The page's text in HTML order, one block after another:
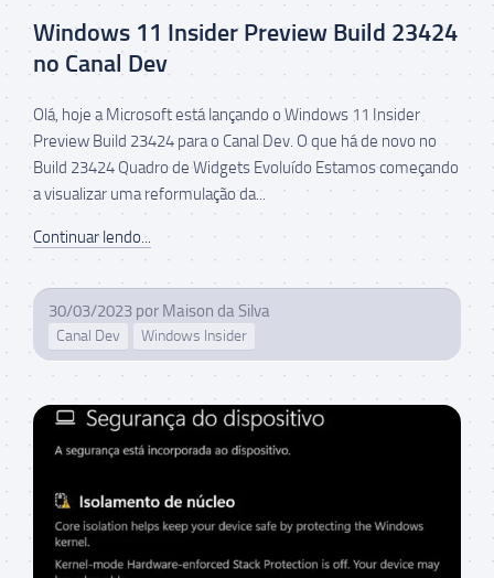
Windows 11 Insider Preview Build 23424
no Canal Dev
Olá, hoje a Microsoft está lançando o Windows 11 Insider
Preview Build 23424 para o Canal Dev. O que há de novo no
Build 23424 Quadro de Widgets Evoluído Estamos começando
a visualizar uma reformulação da...
Continuar lendo...
30/03/2023 por Maison da Silva
Canal Dev Windows Insider